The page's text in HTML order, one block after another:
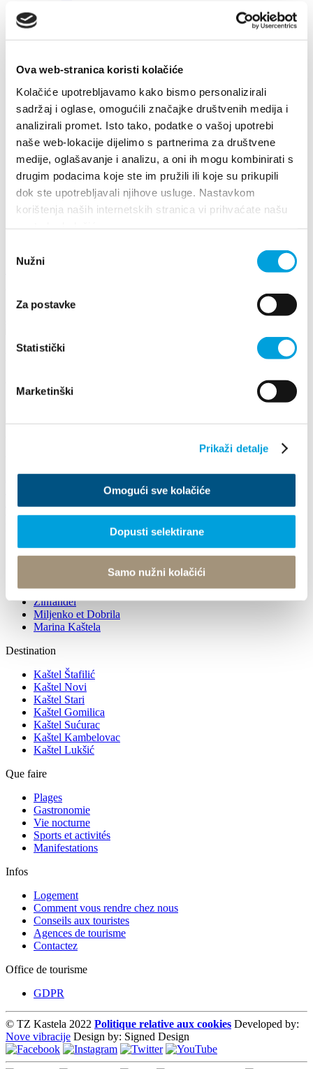
Ova web-stranica koristi kolačiće
Kolačiće upotrebljavamo kako bismo personalizirali
sadržaj i oglase, omogućili značajke društvenih medija i
analizirali promet. Isto tako, podatke o vašoj upotrebi
naše web-lokacije dijelimo s partnerima za društvene
medije, oglašavanje i analizu, a oni ih mogu kombinirati s
drugim podacima koje ste im pružili ili koje su prikupili
dok ste upotrebljavali njihove usluge. Nastavkom
korištenja naših internetskih stranica vi prihvaćate našu
pristanka
Nužni
Za postavke
Statistički
Marketinški
Prikaži detalje
Omogući sve kolačiće
Dopusti selektirane
Samo nužni kolačići
cs
sl
fr
hr
en
de
it
fr
pl
cs
hu
es
Villa Nika, Kamberovo šetalište 30, 21216 Kaštel Stari, Hrvatska
Visit Kaštela 2018.
Les directions
info@kastela-info.hr
+385 21 227 933
Kaštela en une, trois, sept jours
Histoire et patrimoine culturel
Patrimoine naturel
Attractions
Zinfandel
Miljenko et Dobrila
Marina Kaštela
Destination
Kaštel Štafilić
Kaštel Novi
Kaštel Stari
Kaštel Gomilica
Kaštel Sućurac
Kaštel Kambelovac
Kaštel Lukšić
Que faire
Plages
Gastronomie
Vie nocturne
Sports et activités
Manifestations
Infos
Logement
Comment vous rendre chez nous
Conseils aux touristes
Agences de tourisme
Contactez
Office de tourisme
GDPR
© TZ Kastela 2022 Politique relative aux cookies Developed by:
Nove vibracije Design by: Signed Design